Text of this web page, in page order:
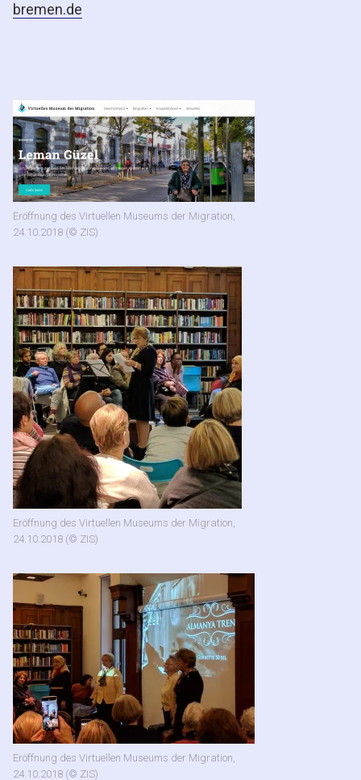
bremen.de
Eröffnung des Virtuellen Museums der Migration,
24.10.2018 (© ZIS)
Eröffnung des Virtuellen Museums der Migration,
24.10.2018 (© ZIS)
Eröffnung des Virtuellen Museums der Migration,
24.10.2018 (© ZIS)